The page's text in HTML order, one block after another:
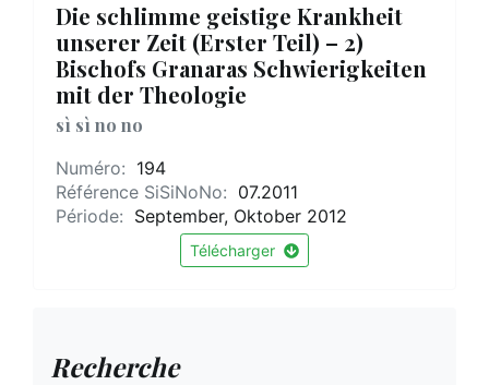
Die schlimme geistige Krankheit
unserer Zeit (Erster Teil) – 2)
Bischofs Granaras Schwierigkeiten
mit der Theologie
sì sì no no
Numéro: 194
Référence SiSiNoNo: 07.2011
Période: September, Oktober 2012
Télécharger
Recherche